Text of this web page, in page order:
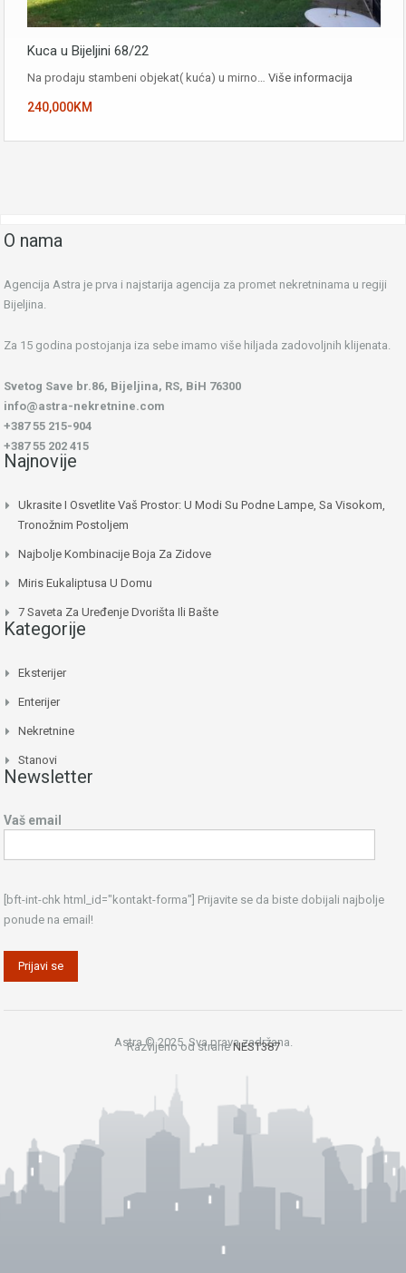
Kuca u Bijeljini 68/22
Na prodaju stambeni objekat( kuća) u mirno… Više informacija
240,000KM
O nama
Agencija Astra je prva i najstarija agencija za promet nekretninama u regiji
Bijeljina.
Za 15 godina postojanja iza sebe imamo više hiljada zadovoljnih klijenata.
Svetog Save br.86, Bijeljina, RS, BiH 76300
info@astra-nekretnine.com
+387 55 215-904
+387 55 202 415
Najnovije
Ukrasite I Osvetlite Vaš Prostor: U Modi Su Podne Lampe, Sa Visokom,
Tronožnim Postoljem
Najbolje Kombinacije Boja Za Zidove
Miris Eukaliptusa U Domu
7 Saveta Za Uređenje Dvorišta Ili Bašte
Kategorije
Eksterijer
Enterijer
Nekretnine
Stanovi
Newsletter
Vaš email
[bft-int-chk html_id="kontakt-forma"] Prijavite se da biste dobijali najbolje
ponude na email!
Astra © 2025. Sva prava zadržana.
Razvijeno od straneNEST387